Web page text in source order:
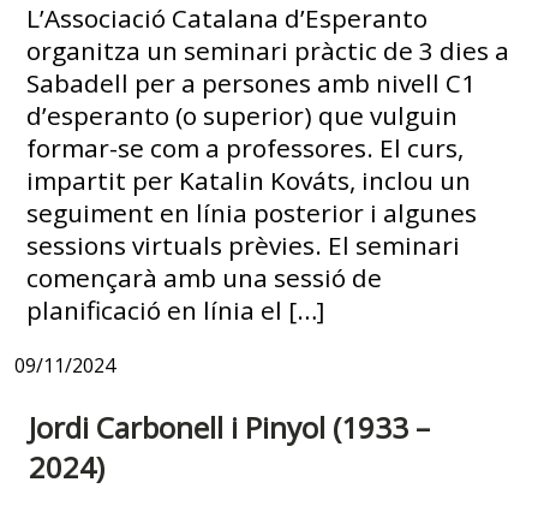
L’Associació Catalana d’Esperanto
organitza un seminari pràctic de 3 dies a
Sabadell per a persones amb nivell C1
d’esperanto (o superior) que vulguin
formar-se com a professores. El curs,
impartit per Katalin Kováts, inclou un
seguiment en línia posterior i algunes
sessions virtuals prèvies. El seminari
començarà amb una sessió de
planificació en línia el […]
09/11/2024
Jordi Carbonell i Pinyol (1933 –
2024)